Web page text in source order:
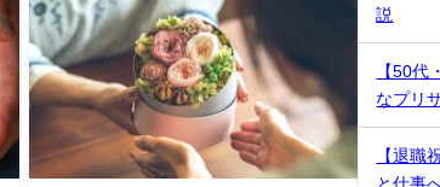
説
【50代
なプリ
【退職
と仕事